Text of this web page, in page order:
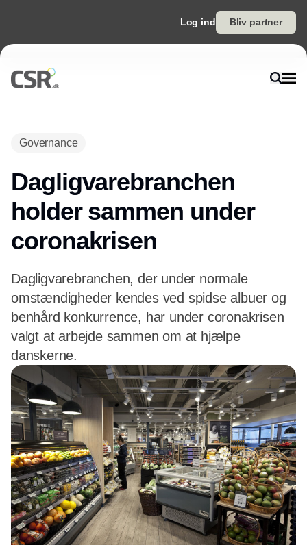
Log ind Bliv partner
Governance
Dagligvarebranchen
holder sammen under
coronakrisen
Dagligvarebranchen, der under normale
omstændigheder kendes ved spidse albuer og
benhård konkurrence, har under coronakrisen
valgt at arbejde sammen om at hjælpe
danskerne.